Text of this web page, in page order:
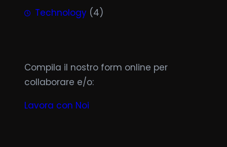
Technology (4)
Compila il nostro form online per
collaborare e/o:
Lavora con Noi